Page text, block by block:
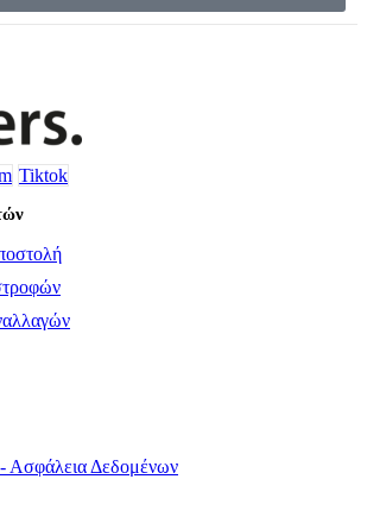
Tiktok
Ασφάλεια Δεδομένων